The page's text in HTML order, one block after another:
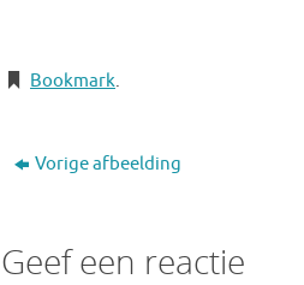
Bookmark.
Vorige afbeelding
Geef een reactie